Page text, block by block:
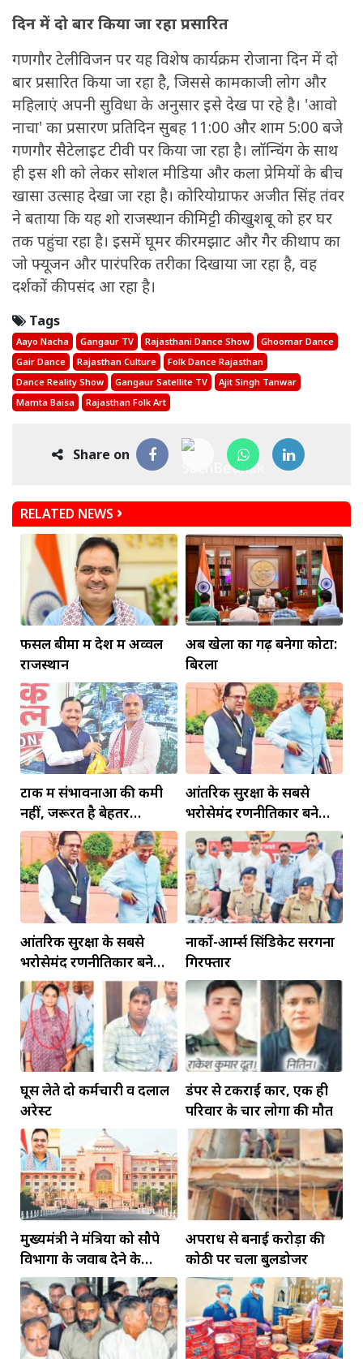
दिन में दो बार किया जा रहा प्रसारित
गणगौर टेलीविजन पर यह विशेष कार्यक्रम रोजाना दिन में दो
बार प्रसारित किया जा रहा है, जिससे कामकाजी लोग और
महिलाएं अपनी सुविधा के अनुसार इसे देख पा रहे है। 'आवो
नाचा' का प्रसारण प्रतिदिन सुबह 11:00 और शाम 5:00 बजे
गणगौर सैटेलाइट टीवी पर किया जा रहा है। लॉन्चिंग के साथ
ही इस शी को लेकर सोशल मीडिया और कला प्रेमियों के बीच
खासा उत्साह देखा जा रहा है। कोरियोग्राफर अजीत सिंह तंवर
ने बताया कि यह शो राजस्थान की मिट्टी की खुशबू को हर घर
तक पहुंचा रहा है। इसमें घूमर की रमझाट और गैर की थाप का
जो फ्यूजन और पारंपरिक तरीका दिखाया जा रहा है, वह
दर्शकों की पसंद आ रहा है।
Tags
Aayo Nacha Gangaur TV Rajasthani Dance Show
Ghoomar Dance
Gair Dance
Rajasthan Culture
Folk Dance Rajasthan
Dance Reality Show
Gangaur Satellite TV
Ajit Singh Tanwar
Mamta Baisa
Rajasthan Folk Art
Share on
RELATED NEWS
फसल बीमा में देश में अव्वल
राजस्थान
अब खेलों का गढ़ बनेगा कोटा:
बिरला
टोंक में संभावनाओं की कमी
नहीं, जरूरत है बेहतर
इंफ्रास्ट्रक्चर की
आंतरिक सुरक्षा के सबसे
भरोसेमंद रणनीतिकार बने
रहेंगे गोविंद मोहन
आंतरिक सुरक्षा के सबसे
भरोसेमंद रणनीतिकार बने
रहेंगे गोविंद मोहन
नार्को-आर्म्स सिंडिकेट सरगना
गिरफ्तार
घूस लेते दो कर्मचारी व दलाल
अरेस्ट
डंपर से टकराई कार, एक ही
परिवार के चार लोगों की मौत
मुख्यमंत्री ने मंत्रियों को सौपे
विभागों के जवाब देने के
दायित्व
अपराध से बनाई करोड़ों की
कोठी पर चला बुलडोजर